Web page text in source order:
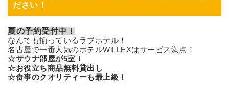
ださい！
夏の予約受付中！
なんでも揃っているラブホテル！
名古屋で一番人気のホテルWiLLEXはサービス満点！
☆サウナ部屋が5室！
☆お役立ち商品無料貸出し
☆食事のクオリティーも最上級！